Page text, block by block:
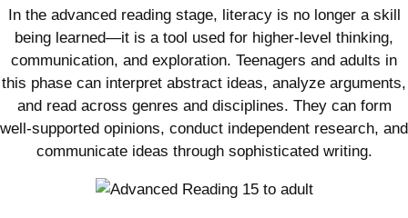
In the advanced reading stage, literacy is no longer a skill
being learned—it is a tool used for higher-level thinking,
communication, and exploration. Teenagers and adults in
this phase can interpret abstract ideas, analyze arguments,
and read across genres and disciplines. They can form
well-supported opinions, conduct independent research, and
communicate ideas through sophisticated writing.